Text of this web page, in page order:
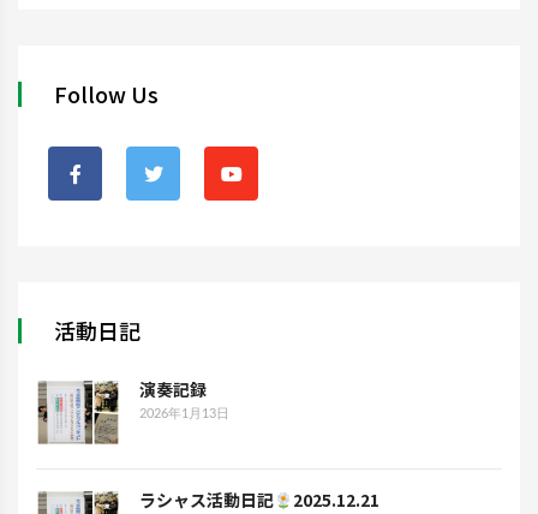
Follow Us
活動日記
演奏記録
2026年1月13日
ラシャス活動日記 2025.12.21